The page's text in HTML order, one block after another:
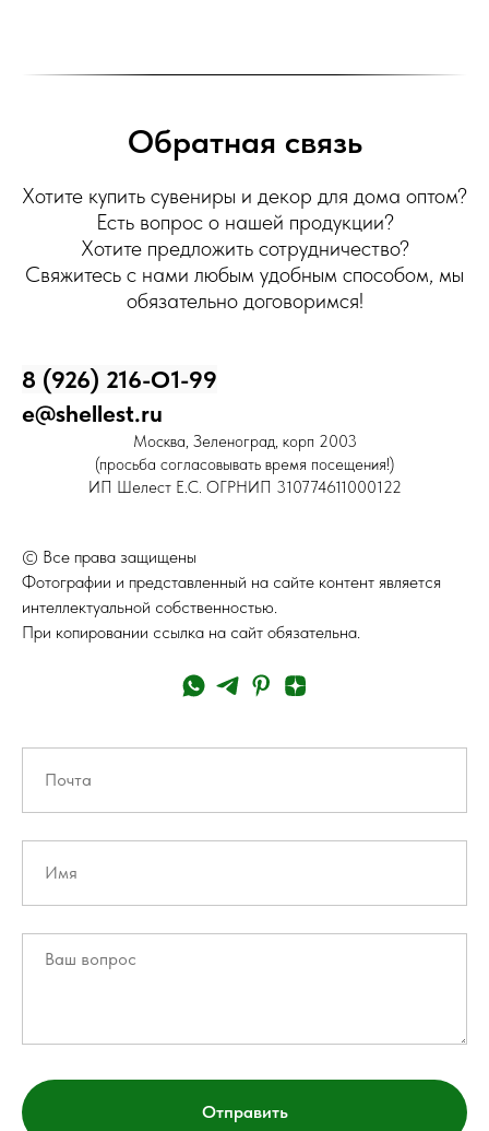
Обратная связь
Хотите купить сувениры и декор для дома оптом?
Есть вопрос о нашей продукции?
Хотите предложить сотрудничество?
Свяжитесь с нами любым удобным способом, мы
обязательно договоримся!
8 (926) 216-О1-99
e@shellest.ru
Москва, Зеленоград, корп 2003
(просьба согласовывать время посещения!)
ИП Шелест Е.С. ОГРНИП 310774611000122
© Все права защищены
Фотографии и представленный на сайте контент является
интеллектуальной собственностью.
При копировании ссылка на сайт обязательна.
Отправить